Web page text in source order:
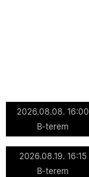
2026.08.08. 16:00
B-terem
2026.08.19. 16:15
B-terem